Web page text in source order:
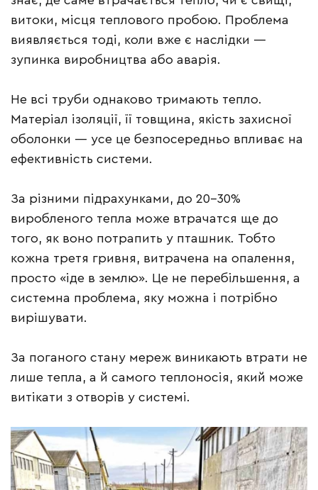
витоки, місця теплового пробою. Проблема
виявляється тоді, коли вже є наслідки —
зупинка виробництва або аварія.
Не всі труби однаково тримають тепло.
Матеріал ізоляції, її товщина, якість захисної
оболонки — усе це безпосередньо впливає на
ефективність системи.
За різними підрахунками, до 20–30%
виробленого тепла може втрачатся ще до
того, як воно потрапить у пташник. Тобто
кожна третя гривня, витрачена на опалення,
просто «іде в землю». Це не перебільшення, а
системна проблема, яку можна і потрібно
вирішувати.
За поганого стану мереж виникають втрати не
лише тепла, а й самого теплоносія, який може
витікати з отворів у системі.